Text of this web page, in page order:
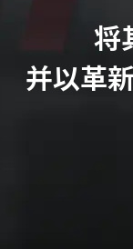
将
并以革